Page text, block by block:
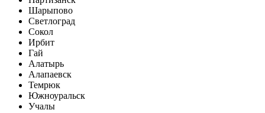
Шарыпово
Светлоград
Сокол
Ирбит
Гай
Алатырь
Алапаевск
Темрюк
Южноуральск
Учалы